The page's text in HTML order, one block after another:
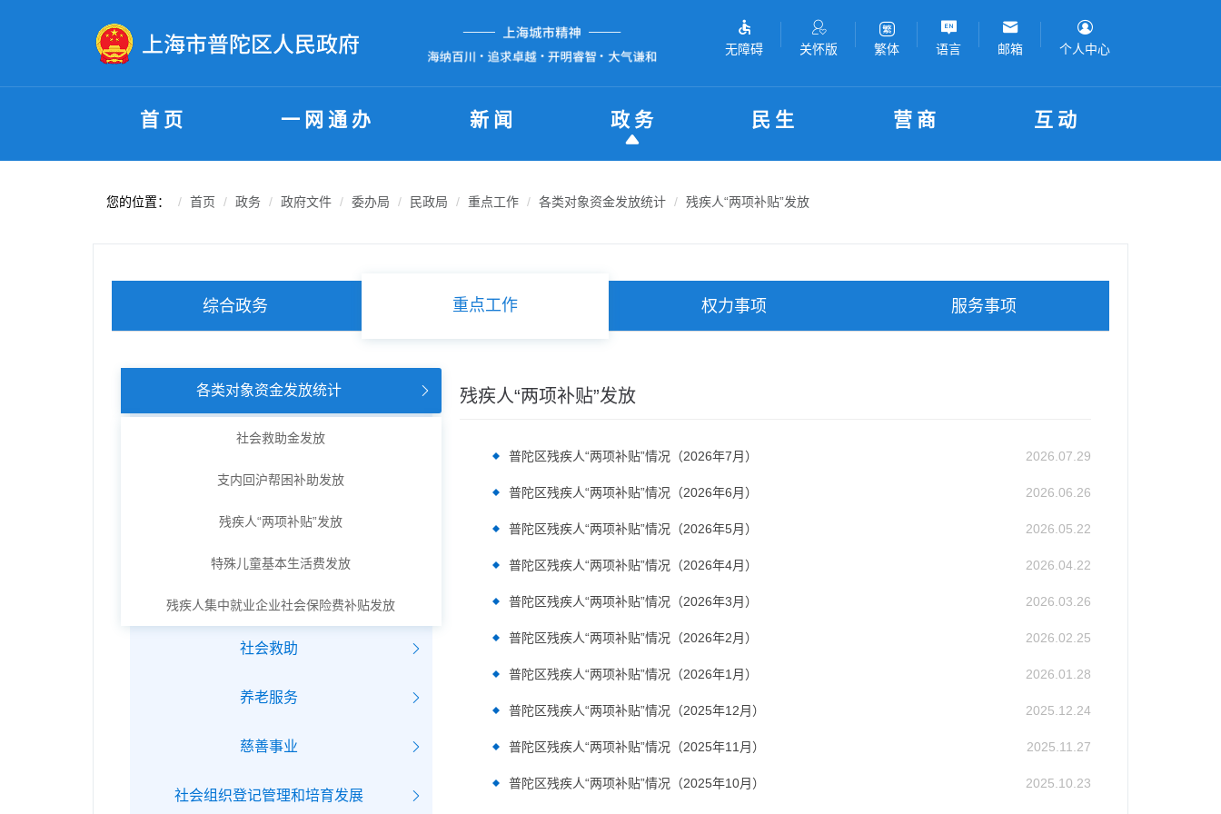
无障碍 关怀版 繁体 语言 邮箱 个人中心
首页 一网通办 新闻 政务 民生 营商 互动
您的位置： 首页 政务 政府文件 委办局 民政局 重点工作 各类对象资金发放统计 残疾人“两项补贴”发放
综合政务 重点工作 权力事项 服务事项
各类对象资金发放统计
社会救助金发放
支内回沪帮困补助发放
残疾人“两项补贴”发放
特殊儿童基本生活费发放
残疾人集中就业企业社会保险费补贴发放
社会救助
养老服务
慈善事业
社会组织登记管理和培育发展
残疾人“两项补贴”发放
普陀区残疾人“两项补贴”情况（2026年7月） 2026.07.29
普陀区残疾人“两项补贴”情况（2026年6月） 2026.06.26
普陀区残疾人“两项补贴”情况（2026年5月） 2026.05.22
普陀区残疾人“两项补贴”情况（2026年4月） 2026.04.22
普陀区残疾人“两项补贴”情况（2026年3月） 2026.03.26
普陀区残疾人“两项补贴”情况（2026年2月） 2026.02.25
普陀区残疾人“两项补贴”情况（2026年1月） 2026.01.28
普陀区残疾人“两项补贴”情况（2025年12月） 2025.12.24
普陀区残疾人“两项补贴”情况（2025年11月） 2025.11.27
普陀区残疾人“两项补贴”情况（2025年10月） 2025.10.23